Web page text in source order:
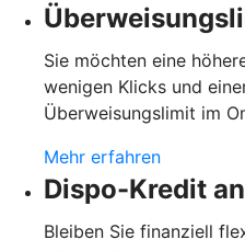
Sie möchten eine
wenigen Klicks und
Überweisungslimit im
Mehr erfahren
Dispo-Kredit
Bleiben Sie finanziell